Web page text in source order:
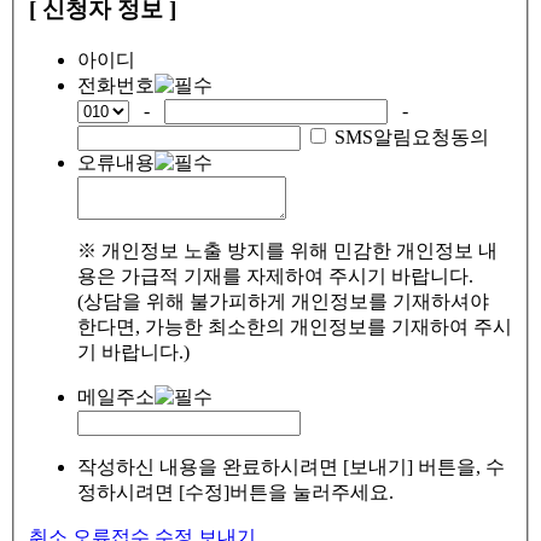
[ 신청자 정보 ]
아이디
전화번호
-
-
SMS알림요청동의
오류내용
※ 개인정보 노출 방지를 위해 민감한 개인정보 내
용은 가급적 기재를 자제하여 주시기 바랍니다.
(상담을 위해 불가피하게 개인정보를 기재하셔야
한다면, 가능한 최소한의 개인정보를 기재하여 주시
기 바랍니다.)
메일주소
작성하신 내용을 완료하시려면 [보내기] 버튼을, 수
정하시려면 [수정]버튼을 눌러주세요.
취소 오류접수 수정 보내기